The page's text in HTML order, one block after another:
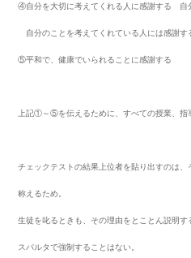
④自分を大切に考えてくれる人に感謝する 自
自分のことを考えてくれている人には感謝す
⑤平和で、健康でいられることに感謝する
上記①～⑤を伝えるために、すべての授業、指
チェックテストの結果上位者を貼り出すのは、
称えるため。
生徒を叱るときも、その理由をとことん説明す
スパルタで強制することはない。